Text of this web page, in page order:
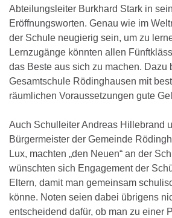
Abteilungsleiter Burkhard Stark in
Eröffnungsworten. Genau wie im
der Schule neugierig sein, um zu
Lernzugänge könnten allen
das Beste aus sich zu machen. Dazu
Gesamtschule Rödinghausen mit
räumlichen Voraussetzungen gute
Auch Schulleiter Andreas Hillebrand
Bürgermeister der Gemeinde
Lux, machten „den Neuen“ an der
wünschten sich Engagement der
Eltern, damit man gemeinsam
könne. Noten seien dabei übrigens
entscheidend dafür, ob man zu einer